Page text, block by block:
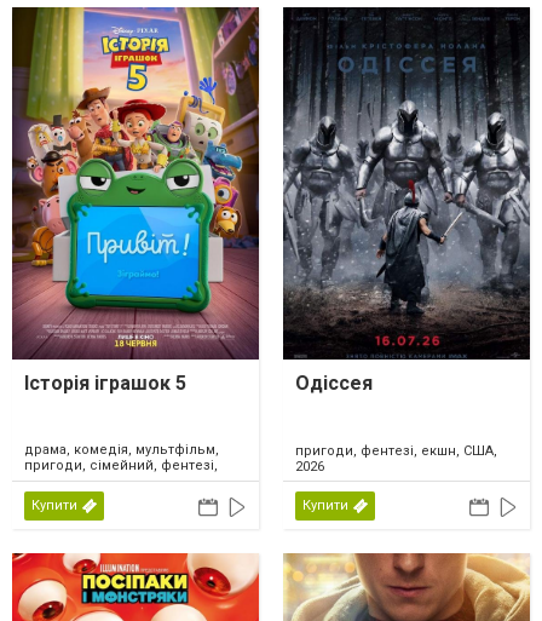
Історія іграшок 5
драма, комедія, мультфільм,
пригоди, сімейний, фентезі,
США, 2026
Купити
Одіссея
пригоди, фентезі, екшн, США,
2026
Купити